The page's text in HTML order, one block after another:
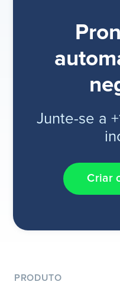
Junte-se a
Criar
PRODUTO